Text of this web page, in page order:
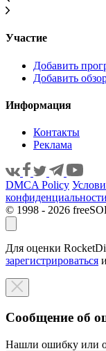
Участие
Добавить
Добавить
Информация
Контакты
Реклама
DMCA Policy
конфиденциальности
© 1998 - 2026
Для оценки
зарегистрироваться
Сообщение об
Нашли ошибку или